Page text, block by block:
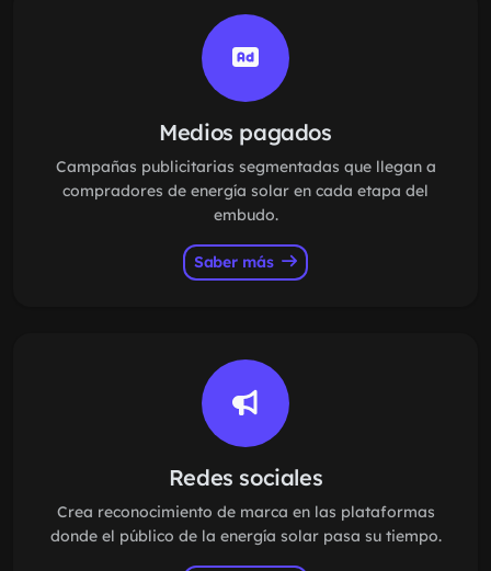
Medios pagados
Campañas publicitarias segmentadas que llegan a
compradores de energía solar en cada etapa del
embudo.
Saber más
Redes sociales
Crea reconocimiento de marca en las plataformas
donde el público de la energía solar pasa su tiempo.